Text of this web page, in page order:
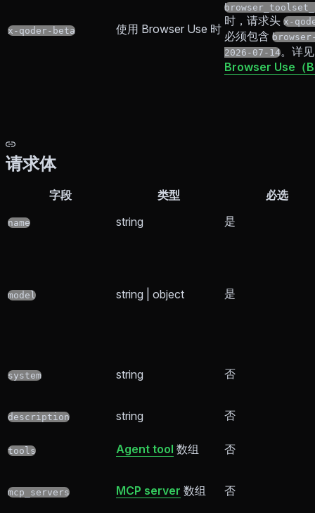
x-qoder-beta 使用 Browser Use 时
时，请求头 x-
必须包含
2026-07-14。详见
Browser Use（
请求体
字段 类型 必选
name string 是
model string | object 是
system string 否
description string 否
tools Agent tool 数组 否
mcp_servers MCP server 数组 否